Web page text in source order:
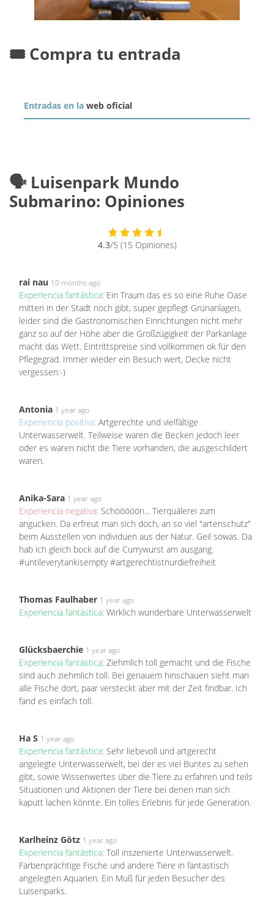
🎟️ Compra tu entrada
Entradas en la web oficial
🗣️ Luisenpark Mundo
Submarino: Opiniones
4.3/5 (15 Opiniones)
rai nau 10 months ago
Experiencia fantástica: Ein Traum das es so eine Ruhe Oase
mitten in der Stadt noch gibt, super gepflegt Grünanlagen,
leider sind die Gastronomischen Einrichtungen nicht mehr
ganz so auf der Höhe aber die Großzügigkeit der Parkanlage
macht das Wett. Eintrittspreise sind vollkommen ok für den
Pflegegrad. Immer wieder ein Besuch wert, Decke nicht
vergessen:-)
Antonia 1 year ago
Experiencia positiva: Artgerechte und vielfältige
Unterwasserwelt. Teilweise waren die Becken jedoch leer
oder es waren nicht die Tiere vorhanden, die ausgeschildert
waren.
Anika-Sara 1 year ago
Experiencia negativa: Schööööön... Tierquälerei zum
angucken. Da erfreut man sich doch, an so viel "artenschutz"
beim Ausstellen von individuen aus der Natur. Geil sowas. Da
hab ich gleich bock auf die Currywurst am ausgang.
#untileverytankisempty #artgerechtistnurdiefreiheit
Thomas Faulhaber 1 year ago
Experiencia fantástica: Wirklich wunderbare Unterwasserwelt
Glücksbaerchie 1 year ago
Experiencia fantástica: Ziehmlich toll gemacht und die Fische
sind auch ziehmlich toll. Bei genauem hinschauen sieht man
alle Fische dort, paar versteckt aber mit der Zeit findbar. Ich
fand es einfach toll.
Ha S 1 year ago
Experiencia fantástica: Sehr liebevoll und artgerecht
angelegte Unterwasserwelt, bei der es viel Buntes zu sehen
gibt, sowie Wissenwertes über die Tiere zu erfahren und teils
Situationen und Aktionen der Tiere bei denen man sich
kaputt lachen könnte. Ein tolles Erlebnis für jede Generation.
Karlheinz Götz 1 year ago
Experiencia fantástica: Toll inszenierte Unterwasserwelt.
Farbenprächtige Fische und andere Tiere in fantastisch
angelegten Aquarien. Ein Muß für jeden Besucher des
Luisenparks.